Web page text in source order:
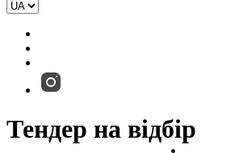
Тендер на відбір